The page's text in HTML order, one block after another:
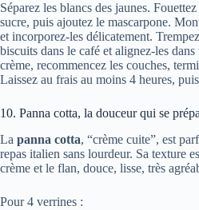
Séparez les blancs des jaunes.
sucre, puis ajoutez le mascarpone.
et incorporez-les délicatement.
biscuits dans le café et alignez-les
crème, recommencez les couches,
Laissez au frais au moins 4 heures,
10. Panna cotta, la douceur qui se
La panna cotta, “crème cuite”, est
repas italien sans lourdeur. Sa texture
crème et le flan, douce, lisse, très
Pour 4 verrines :